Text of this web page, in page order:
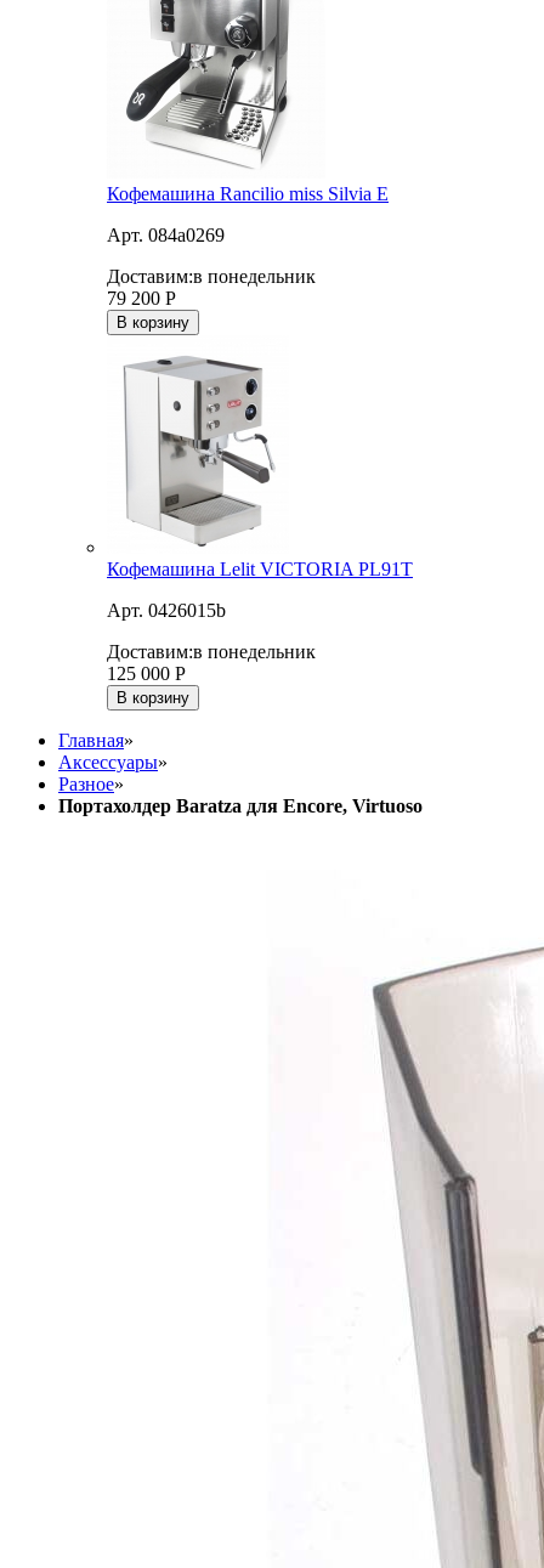
Кофемашина Rancilio miss Silvia E
Арт. 084a0269
Доставим:в понедельник
79 200 Р
В корзину
Кофемашина Lelit VICTORIA PL91T
Арт. 0426015b
Доставим:в понедельник
125 000 Р
В корзину
Главная»
Аксессуары»
Разное»
Портахолдер Baratza для Encore, Virtuoso